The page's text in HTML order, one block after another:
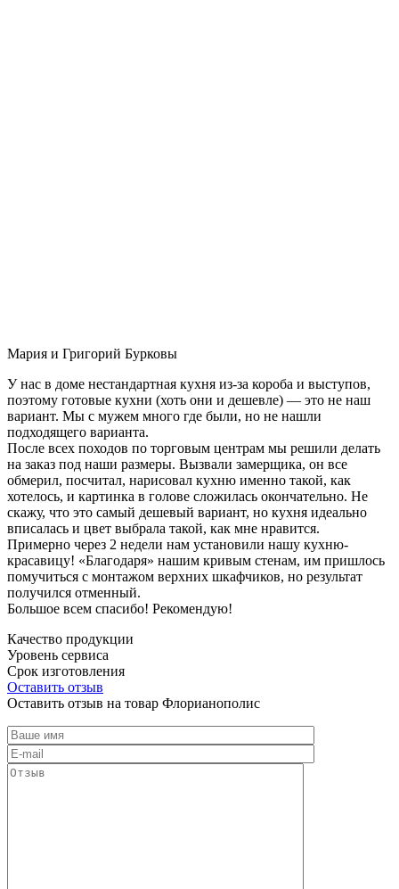
Мария и Григорий Бурковы
У нас в доме нестандартная кухня из-за короба и выступов,
поэтому готовые кухни (хоть они и дешевле) — это не наш
вариант. Мы с мужем много где были, но не нашли
подходящего варианта.
После всех походов по торговым центрам мы решили делать
на заказ под наши размеры. Вызвали замерщика, он все
обмерил, посчитал, нарисовал кухню именно такой, как
хотелось, и картинка в голове сложилась окончательно. Не
скажу, что это самый дешевый вариант, но кухня идеально
вписалась и цвет выбрала такой, как мне нравится.
Примерно через 2 недели нам установили нашу кухню-
красавицу! «Благодаря» нашим кривым стенам, им пришлось
помучиться с монтажом верхних шкафчиков, но результат
получился отменный.
Большое всем спасибо! Рекомендую!
Качество продукции
Уровень сервиса
Срок изготовления
Оставить отзыв
Оставить отзыв на товар Флорианополис